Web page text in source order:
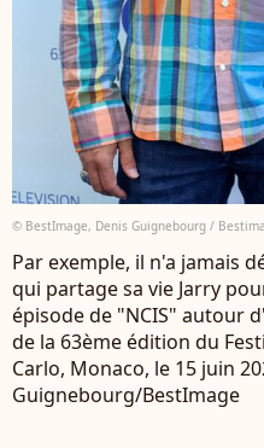
© BestImage, Denis Guignebourg /
Par exemple, il n'a jamais
qui partage sa vie Jarry
épisode de "NCIS" autour
de la 63ème édition du
Carlo, Monaco, le 15 juin
Guignebourg/BestImage